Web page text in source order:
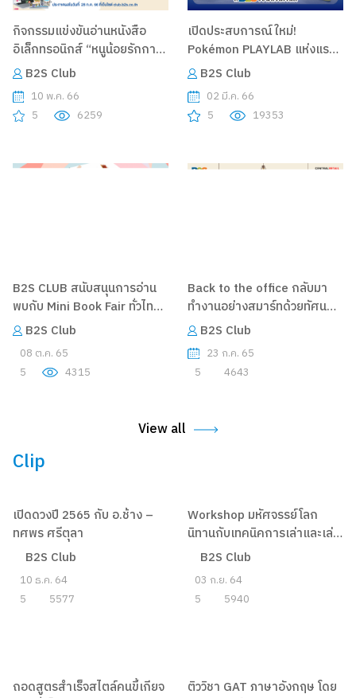
กิจกรรมแข่งขันอ่านหนังสือ
อิเล็กทรอนิกส์ “หนูน้อยรักการ
อ่าน ยิ่งอ่าน ยิ่งสร้างแรง
บันดาลใจ”
B2S Club
10 พ.ค. 66
5
6259
เปิดประสบการณ์ใหม่!
Pokémon PLAYLAB แห่งแรก
ของไทย ที่บีทูเอส เซ็นทรัลเวิล์ด
B2S Club
02 มี.ค. 66
5
19353
B2S CLUB สนับสนุนการอ่าน
พบกับ Mini Book Fair ทั่วไทย
ตลอดเดือน และชวนมาหาคำ
ขึ้นอย่างไร
B2S Club
08 ต.ค. 65
5
4315
Back to the office กลับมา
ทำงานอย่างสมาร์ทด้วยทัศนคติ
แบบใหม่
B2S Club
23 ก.ค. 65
View all
Clip
เปิดดวงปี 2565 กับ อ.ช้าง –
5
5577
Workshop มหัศจรรย์โลก
นิทานกับเทคนิคการเล่าและเล่น
กับหนังสือ โดยคุณครูใบปอ
B2S Club
03 ก.ย. 64
5
5940